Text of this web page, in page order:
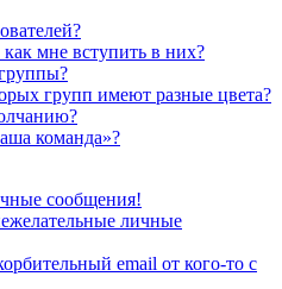
мне вступить в них?
групп имеют разные цвета?
команда»?
сообщения!
личные
email от кого-то с